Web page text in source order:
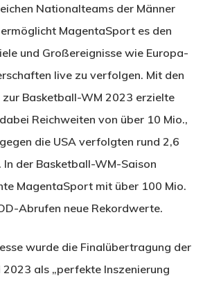
Nationalteams der Männer
MagentaSport es den
und Großereignisse wie Europa-
live zu verfolgen. Mit den
Basketball-WM 2023 erzielte
Reichweiten von über 10 Mio.,
die USA verfolgten rund 2,6
In der Basketball-WM-Saison
MagentaSport mit über 100 Mio.
Abrufen neue Rekordwerte.
wurde die Finalübertragung der
als „perfekte Inszenierung